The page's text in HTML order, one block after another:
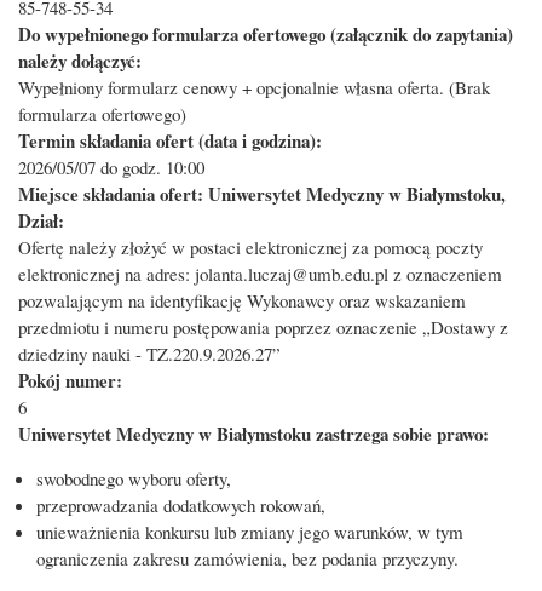
85-748-55-34
Do wypełnionego formularza ofertowego (załącznik do zapytania)
należy dołączyć:
Wypełniony formularz cenowy + opcjonalnie własna oferta. (Brak
formularza ofertowego)
Termin składania ofert (data i godzina):
2026/05/07 do godz. 10:00
Miejsce składania ofert: Uniwersytet Medyczny w Białymstoku,
Dział:
Ofertę należy złożyć w postaci elektronicznej za pomocą poczty
elektronicznej na adres: jolanta.luczaj@umb.edu.pl z oznaczeniem
pozwalającym na identyfikację Wykonawcy oraz wskazaniem
przedmiotu i numeru postępowania poprzez oznaczenie „Dostawy z
dziedziny nauki - TZ.220.9.2026.27”
Pokój numer:
6
Uniwersytet Medyczny w Białymstoku zastrzega sobie prawo:
swobodnego wyboru oferty,
przeprowadzania dodatkowych rokowań,
unieważnienia konkursu lub zmiany jego warunków, w tym
ograniczenia zakresu zamówienia, bez podania przyczyny.